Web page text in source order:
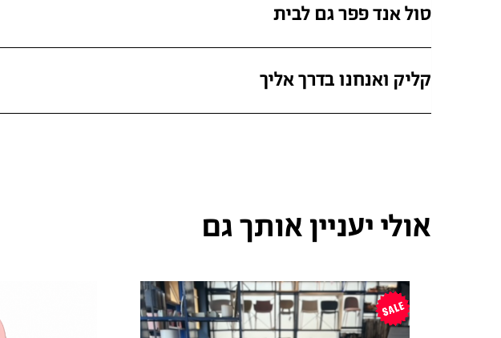
סול אנד פפר גם לבית
קליק ואנחנו בדרך אליך
אולי יעניין אותך גם